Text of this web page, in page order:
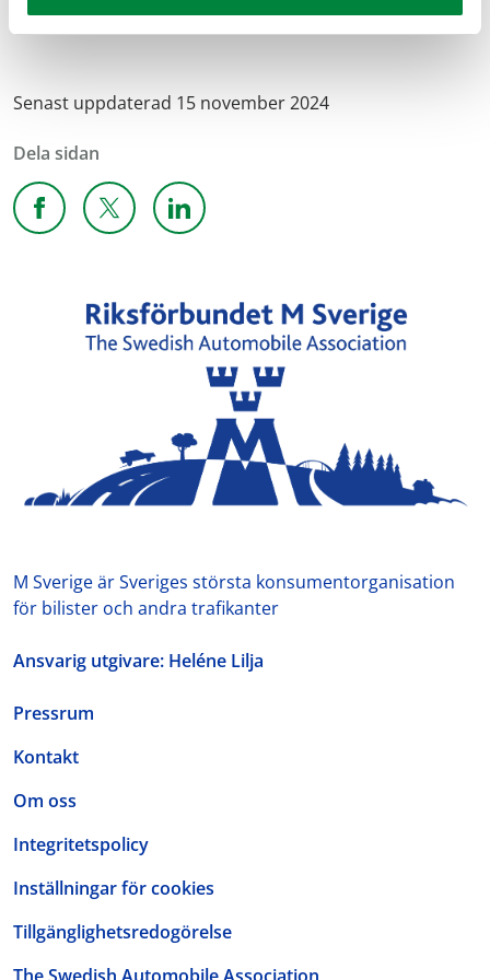
Senast uppdaterad 15 november 2024
Dela sidan
Dela sidan på Facebook
Dela sidan på XDela sidan på Linkedin
M Sverige är Sveriges största konsumentorganisation
för bilister och andra trafikanter
Ansvarig utgivare: Heléne Lilja
Pressrum
Kontakt
Om oss
Integritetspolicy
Inställningar för cookies
Tillgänglighetsredogörelse